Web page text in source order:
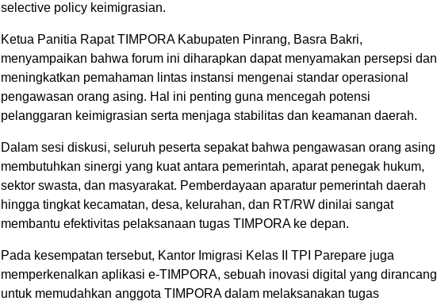
selective policy keimigrasian.
Ketua Panitia Rapat TIMPORA Kabupaten Pinrang, Basra Bakri,
menyampaikan bahwa forum ini diharapkan dapat menyamakan persepsi dan
meningkatkan pemahaman lintas instansi mengenai standar operasional
pengawasan orang asing. Hal ini penting guna mencegah potensi
pelanggaran keimigrasian serta menjaga stabilitas dan keamanan daerah.
Dalam sesi diskusi, seluruh peserta sepakat bahwa pengawasan orang asing
membutuhkan sinergi yang kuat antara pemerintah, aparat penegak hukum,
sektor swasta, dan masyarakat. Pemberdayaan aparatur pemerintah daerah
hingga tingkat kecamatan, desa, kelurahan, dan RT/RW dinilai sangat
membantu efektivitas pelaksanaan tugas TIMPORA ke depan.
Pada kesempatan tersebut, Kantor Imigrasi Kelas II TPI Parepare juga
memperkenalkan aplikasi e-TIMPORA, sebuah inovasi digital yang dirancang
untuk memudahkan anggota TIMPORA dalam melaksanakan tugas